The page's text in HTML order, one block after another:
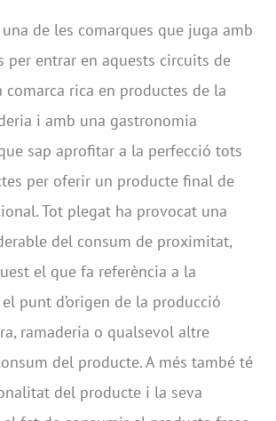
una de les comarques que juga amb
per entrar en aquests circuits de
rica en productes de la
i amb una gastronomia
sap aprofitar a la perfecció tots
per oferir un producte final de
Tot plegat ha provocat una
del consum de proximitat,
el que fa referència a la
punt d’origen de la producció
ramaderia o qualsevol altre
del producte. A més també té
del producte i la seva